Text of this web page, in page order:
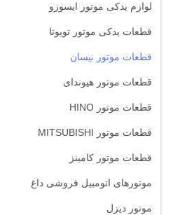
لوازم یدکی موتور ایسوزو
قطعات یدکی موتور تویوتا
قطعات موتور نیسان
قطعات موتور هیوندای
قطعات موتور HINO
قطعات موتور MITSUBISHI
قطعات موتور کامینز
موتورهای اتومبیل فروشی داغ
موتور دیزل